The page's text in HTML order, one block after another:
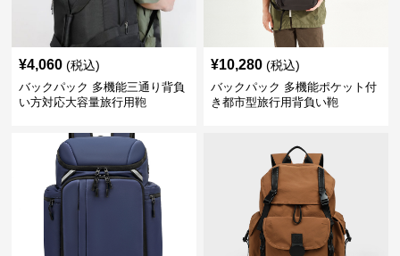
¥4,060 (税込)
バックパック 多機能三通り背負
い方対応大容量旅行用鞄
¥10,280 (税込)
バックパック 多機能ポケット付
き都市型旅行用背負い鞄